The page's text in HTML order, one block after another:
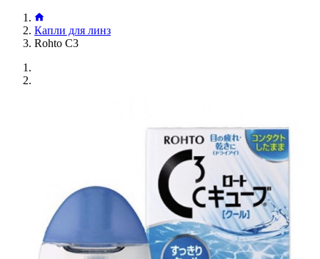
Капли для линз
Rohto C3